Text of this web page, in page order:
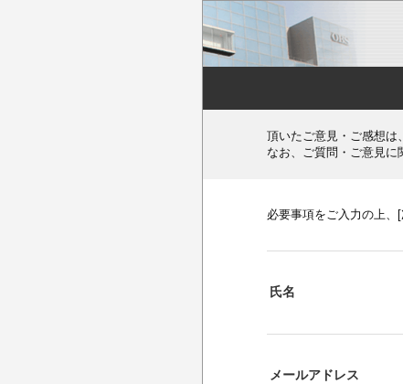
頂いたご意見・ご感想は
なお、ご質問・ご意見に
必要事項をご入力の上、
氏名
メールアドレス